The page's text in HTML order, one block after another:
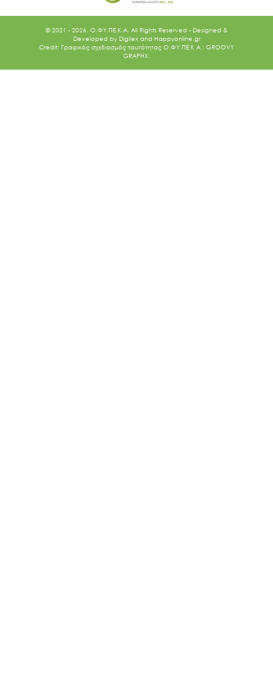
© 2021 - 2026. O.ΦΥ.ΠΕ.Κ.Α. All Rights Reserved - Designed &
Developed by Digilex and Happyonline.gr
Credit: Γραφικός σχεδιασμός ταυτότητας Ο.ΦΥ.ΠΕ.Κ.Α.: GROOVY
GRAPHX.